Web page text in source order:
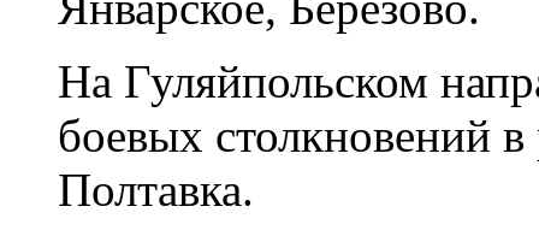
На Гуляйпольском
боевых столкновений
Полтавка.